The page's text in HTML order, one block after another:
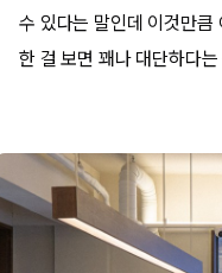
수 있다는 말인데 이것만큼
한 걸 보면 꽤나 대단하다